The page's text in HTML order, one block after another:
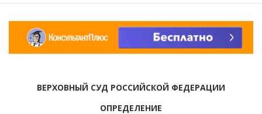
ВЕРХОВНЫЙ СУД РОССИЙСКОЙ ФЕДЕРАЦИИ
ОПРЕДЕЛЕНИЕ